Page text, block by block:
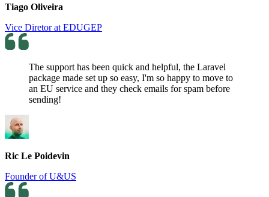
Tiago Oliveira
Vice Diretor at EDUGEP
The support has been quick and helpful, the Laravel
package made set up so easy, I'm so happy to move to
an EU service and they check emails for spam before
sending!
Ric Le Poidevin
Founder of U&US